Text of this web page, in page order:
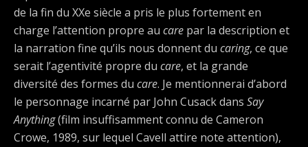
de la fin du XXe siècle a pris le plus fortement en
charge l’attention propre au care par la description et
la narration fine qu’ils nous donnent du caring, ce que
serait l’agentivité propre du care, et la grande
diversité des formes du care. Je mentionnerai d’abord
le personnage incarné par John Cusack dans Say
Anything(film insuffisamment connu de Cameron
Crowe, 1989, sur lequel Cavell attire note attention),